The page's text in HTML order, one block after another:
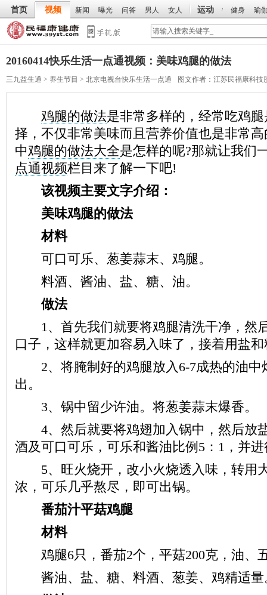
首页 视频 新闻 曝光 问答 男人 女人 运动 健身 瑜
20160414快乐生活一点通视频：美味鸡腿的做法
三九益生通 > 养生节目 > 北京电视台快乐生活一点通 图文作者： 江苏民福康科技
鸡腿的做法是非常多样的，经常吃鸡
择，不仅非常美味而且营养价值也是非常
中鸡腿的做法大全是怎样的呢?那就让我们
点通视频栏目来了解一下吧!
该视频主要文字介绍：
美味鸡腿的做法
材料
可口可乐、葱姜蒜末、鸡腿。
料酒、酱油、盐、糖、油。
做法
1、首先我们就要将鸡腿清洗干净，然
口子，这样就更加容易入味了，接着用盐
2、将腌制好的鸡腿放入6-7成热的油中
出。
3、锅中留少许油。将葱姜蒜末爆香。
4、然后就要将鸡翅加入锅中，然后放
酒及可口可乐，可乐和酱油比例5：1，并
5、旺火烧开，改小火烧透入味，转用
浓，可乐几乎熬尽，即可出锅。
番茄汁平菇鸡腿
材料
鸡腿6只，番茄2个，平菇200克，油、
酱油、盐、糖、料酒、葱姜、鸡精适量